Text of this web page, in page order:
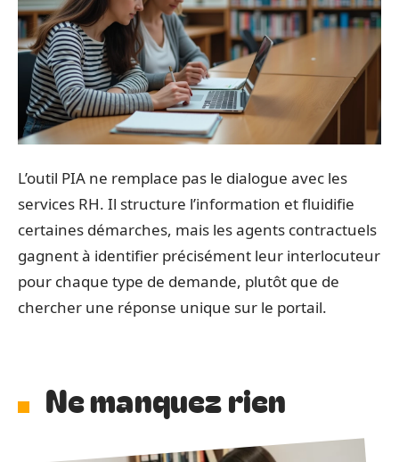
L’outil PIA ne remplace pas le dialogue avec les
services RH. Il structure l’information et fluidifie
certaines démarches, mais les agents contractuels
gagnent à identifier précisément leur interlocuteur
pour chaque type de demande, plutôt que de
chercher une réponse unique sur le portail.
Ne manquez rien